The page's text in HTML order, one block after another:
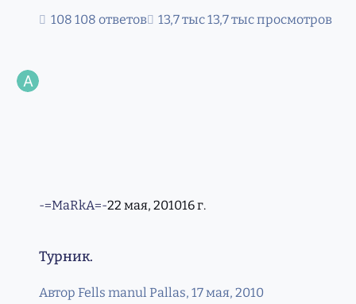
108 ответов
13,7 тыс просмотров
-=MaRkA=-22 мая, 201016 г.
Турник.
Автор Fells manul Pallas, 17 мая, 2010